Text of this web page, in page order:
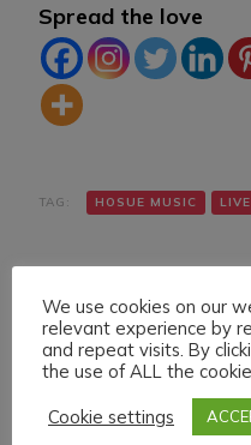
Spread the love
TAG: HOSUE MUSIC
Navigazione
Articolo precedente
FRIDAY 13 MAY 022
We use cookies on our
relevant experience by
and repeat visits. By
the use of ALL the
Cookie settings